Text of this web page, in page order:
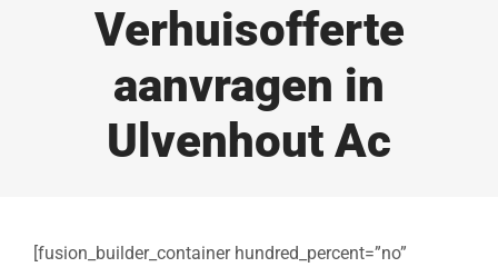
Verhuisofferte
aanvragen in
Ulvenhout Ac
[fusion_builder_container hundred_percent=”no”